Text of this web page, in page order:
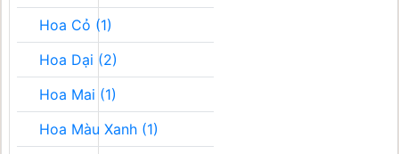
Hoa Cỏ (1)
Hoa Dại (2)
Hoa Mai (1)
Hoa Màu Xanh (1)